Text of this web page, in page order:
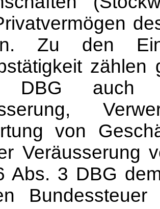
Zu den
DBG auch
von
Veräusserung
Abs. 3 DBG
Bundessteuer